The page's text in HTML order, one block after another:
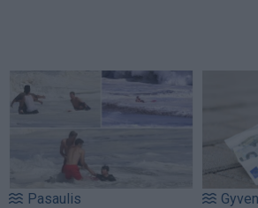
Pasaulis